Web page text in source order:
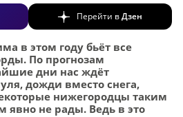
Перейти вДзен
в этом году бьёт все
По прогнозам
дни нас ждёт
дожди вместо снега,
нижегородцы таким
явно не рады. Ведь в это